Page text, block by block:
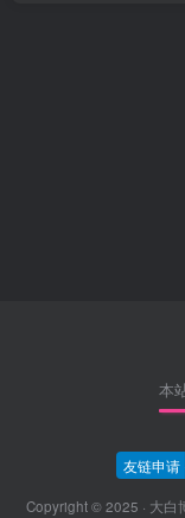
本
友链申请
Copyright © 2025 · 大白